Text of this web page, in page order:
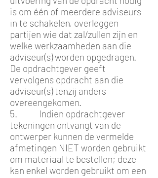
is om één of meerdere adviseurs
in te schakelen, overleggen
partijen wie dat zal/zullen zijn en
welke werkzaamheden aan die
adviseur(s) worden opgedragen.
De opdrachtgever geeft
vervolgens opdracht aan die
adviseur(s) tenzij anders
overeengekomen.
5. Indien opdrachtgever
tekeningen ontvangt van de
ontwerper kunnen de vermelde
afmetingen NIET worden gebruikt
om materiaal te bestellen; deze
kan enkel worden gebruikt om een